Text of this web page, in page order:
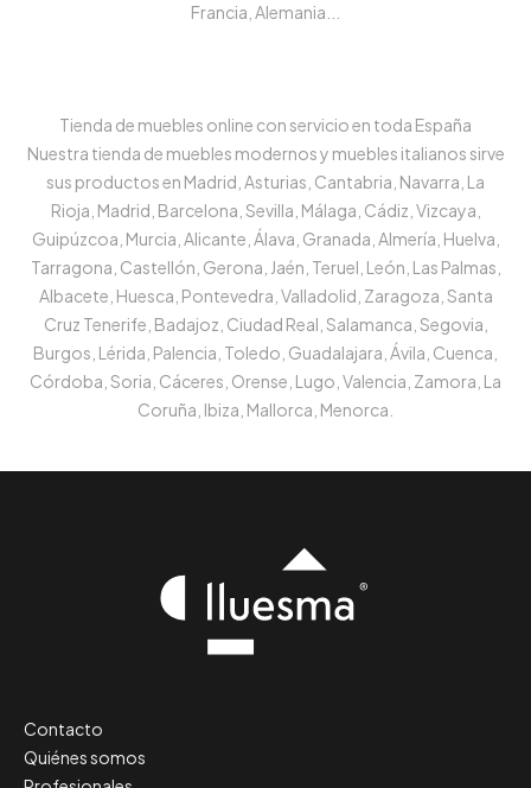
Francia, Alemania...
Tienda de muebles online con servicio en toda España
Nuestra tienda de muebles modernos y muebles italianos sirve
sus productos en Madrid, Asturias, Cantabria, Navarra, La
Rioja, Madrid, Barcelona, Sevilla, Málaga, Cádiz, Vizcaya,
Guipúzcoa, Murcia, Alicante, Álava, Granada, Almería, Huelva,
Tarragona, Castellón, Gerona, Jaén, Teruel, León, Las Palmas,
Albacete, Huesca, Pontevedra, Valladolid, Zaragoza, Santa
Cruz Tenerife, Badajoz, Ciudad Real, Salamanca, Segovia,
Burgos, Lérida, Palencia, Toledo, Guadalajara, Ávila, Cuenca,
Córdoba, Soria, Cáceres, Orense, Lugo, Valencia, Zamora, La
Coruña, Ibiza, Mallorca, Menorca.
Contacto
Quiénes somos